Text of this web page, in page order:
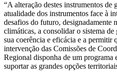
“A alteração destes instrumentos de
atualidade dos instrumentos face à
desafios do futuro, designadamente
climáticas, a consolidar o sistema
sua coerência e eficácia e a permitir
intervenção das Comissões de
Regional disponha de um programa
suportar as grandes opções